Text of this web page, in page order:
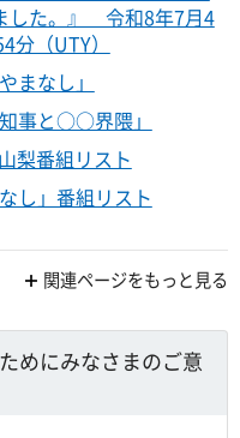
した。』 令和8年7月4
（UTY）
まなし」
事と○○界隈」
梨番組リスト
し」番組リスト
関連ページをもっと見る
めにみなさまのご意